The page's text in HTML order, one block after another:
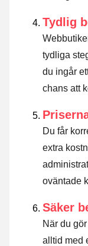
Tydlig
tydliga
du ingår
chans att
Du får
extra
oväntade
Säker
När du
alltid med